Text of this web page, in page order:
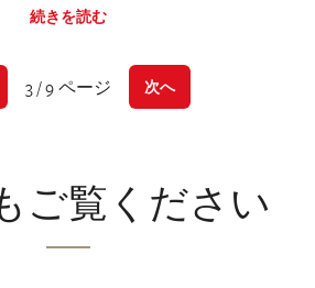
続きを読む
3 / 9 ページ 次へ
ご覧ください